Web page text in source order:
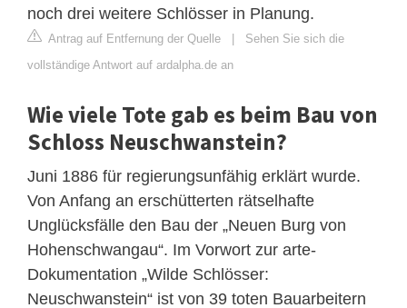
noch drei weitere Schlösser in Planung.
Antrag auf Entfernung der Quelle
Sehen Sie sich die
vollständige Antwort auf ardalpha.de an
Wie viele Tote gab es beim Bau von
Schloss Neuschwanstein?
Juni 1886 für regierungsunfähig erklärt wurde.
Von Anfang an erschütterten rätselhafte
Unglücksfälle den Bau der „Neuen Burg von
Hohenschwangau“. Im Vorwort zur arte-
Dokumentation „Wilde Schlösser:
Neuschwanstein“ ist von 39 toten Bauarbeitern